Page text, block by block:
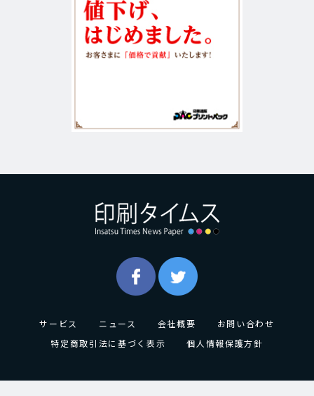
サービス ニュース 会社概要
お問い合わせ
特定商取引法に基づく表示
個人情報保護方針